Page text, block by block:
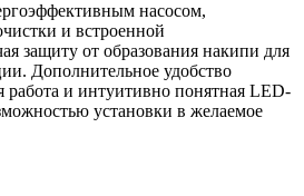
насосом,
и встроенной
защиту от образования накипи для
Дополнительное удобство
работа и интуитивно понятная LED-
установки в желаемое